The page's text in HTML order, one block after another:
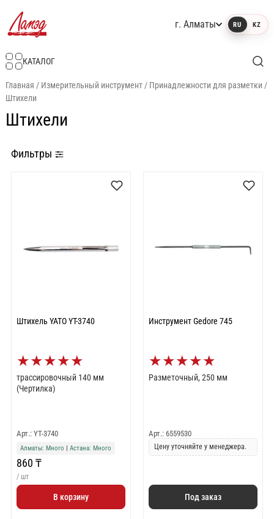
г. Алматы RU KZ
КАТАЛОГ
Главная / Измерительный инструмент/ Принадлежности для разметки /
Штихели
Штихели
Фильтры
Штихель YATO YT-3740
★★★★★
трассировочный 140 мм
(Чертилка)
Арт.: YT-3740
Алматы: Много Астана: Много
860 ₸
/ шт
В корзину
Инструмент Gedore 745
★★★★★
Разметочный, 250 мм
Арт.: 6559530
Цену уточняйте у менеджера.
Под заказ